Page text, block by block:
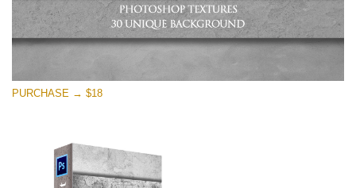
(1783 Overlays)
Large 6000*4000px
Free download
PURCHASE → $18